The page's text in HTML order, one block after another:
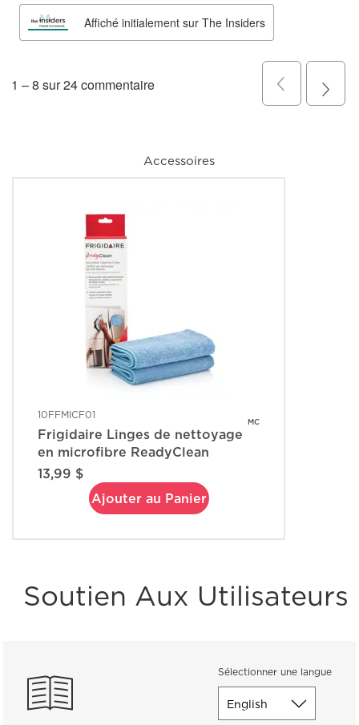
Accessoires
10FFMICF01
Frigidaire Linges de nettoyage
en microfibre ReadyClean
MC
13,99 $
Ajouter au Panier
Soutien Aux Utilisateurs
Sélectionner une langue